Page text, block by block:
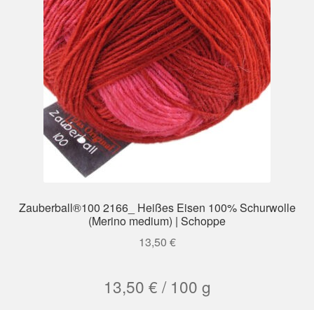
Zauberball®100 2166_ Heißes Eisen 100% Schurwolle
(Merino medium) | Schoppe
13,50 €
13,50 € / 100 g